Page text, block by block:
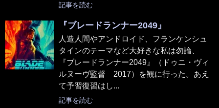
記事を読む
『ブレードランナー2049』
人造人間やアンドロイド、フランケンシュ
タインのテーマなど大好きな私は勿論、
『ブレードランナー2049』（ドゥニ・ヴィ
ルヌーヴ監督 2017）を観に行った。あえ
て予習復習はし...
記事を読む